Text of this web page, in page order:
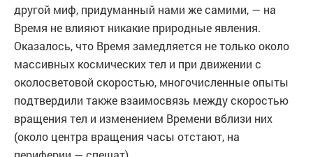
другой миф, придуманный нами же самими, — на
Время не влияют никакие природные явления.
Оказалось, что Время замедляется не только около
массивных космических тел и при движении с
околосветовой скоростью, многочисленные опыты
подтвердили также взаимосвязь между скоростью
вращения тел и изменением Времени вблизи них
(около центра вращения часы отстают, на